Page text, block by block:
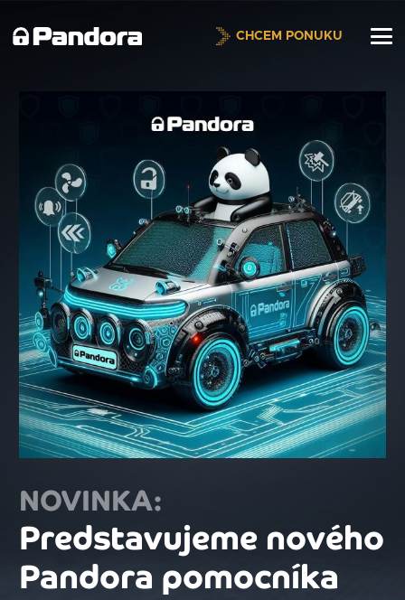
CHCEM PONUKU
NOVINKA:
Predstavujeme nového
Pandora pomocníka